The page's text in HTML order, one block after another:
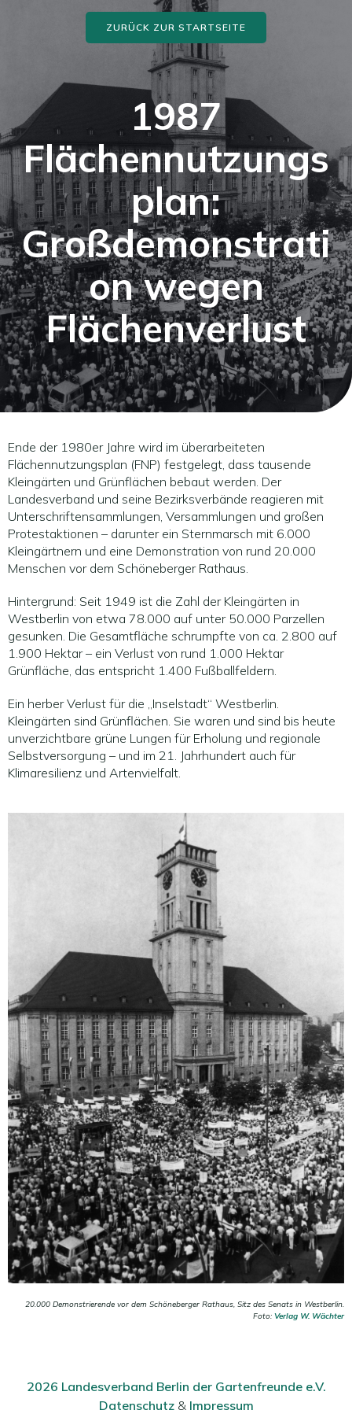
ZURÜCK ZUR STARTSEITE
1987
Flächennutzungs
plan:
Großdemonstrati
on wegen
Flächenverlust
Ende der 1980er Jahre wird im überarbeiteten
Flächennutzungsplan (FNP) festgelegt, dass tausende
Kleingärten und Grünflächen bebaut werden. Der
Landesverband und seine Bezirksverbände reagieren mit
Unterschriftensammlungen, Versammlungen und großen
Protestaktionen – darunter ein Sternmarsch mit 6.000
Kleingärtnern und eine Demonstration von rund 20.000
Menschen vor dem Schöneberger Rathaus.
Hintergrund: Seit 1949 ist die Zahl der Kleingärten in
Westberlin von etwa 78.000 auf unter 50.000 Parzellen
gesunken. Die Gesamtfläche schrumpfte von ca. 2.800 auf
1.900 Hektar – ein Verlust von rund 1.000 Hektar
Grünfläche, das entspricht 1.400 Fußballfeldern.
Ein herber Verlust für die „Inselstadt“ Westberlin.
Kleingärten sind Grünflächen. Sie waren und sind bis heute
unverzichtbare grüne Lungen für Erholung und regionale
Selbstversorgung – und im 21. Jahrhundert auch für
Klimaresilienz und Artenvielfalt.
20.000 Demonstrierende vor dem Schöneberger Rathaus, Sitz des Senats in Westberlin.
Foto: Verlag W. Wächter
2026 Landesverband Berlin der Gartenfreunde e.V.
Datenschutz & Impressum